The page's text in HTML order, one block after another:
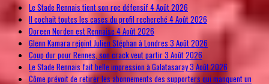
Le Stade Rennais tient son roc défensif 4 Août 2026
Il cochait toutes les cases du profil recherché 4 Août 2026
Doreen Norden est Rennaise4 Août 2026
Glenn Kamara rejoint Julien Stéphan à Londres 3 Août 2026
Coup dur pour Rennes, son crack veut partir3 Août 2026
Le Stade Rennais fait belle impression à Galatasaray3 Août 2026
Côme prévoit de retirer les abonnements des supporters qui manquent un